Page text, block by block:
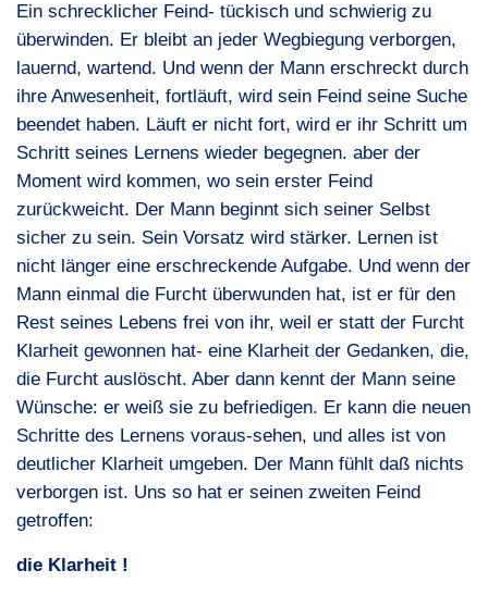
Ein schrecklicher Feind- tückisch und schwierig zu
überwinden. Er bleibt an jeder Wegbiegung verborgen,
lauernd, wartend. Und wenn der Mann erschreckt durch
ihre Anwesenheit, fortläuft, wird sein Feind seine Suche
beendet haben. Läuft er nicht fort, wird er ihr Schritt um
Schritt seines Lernens wieder begegnen. aber der
Moment wird kommen, wo sein erster Feind
zurückweicht. Der Mann beginnt sich seiner Selbst
sicher zu sein. Sein Vorsatz wird stärker. Lernen ist
nicht länger eine erschreckende Aufgabe. Und wenn der
Mann einmal die Furcht überwunden hat, ist er für den
Rest seines Lebens frei von ihr, weil er statt der Furcht
Klarheit gewonnen hat- eine Klarheit der Gedanken, die,
die Furcht auslöscht. Aber dann kennt der Mann seine
Wünsche: er weiß sie zu befriedigen. Er kann die neuen
Schritte des Lernens voraus-sehen, und alles ist von
deutlicher Klarheit umgeben. Der Mann fühlt daß nichts
verborgen ist. Uns so hat er seinen zweiten Feind
getroffen:
die Klarheit !